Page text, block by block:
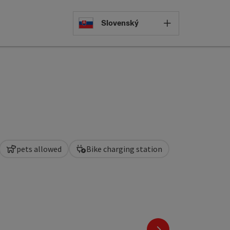
Select
Slovenský
pets allowed Bike charging station